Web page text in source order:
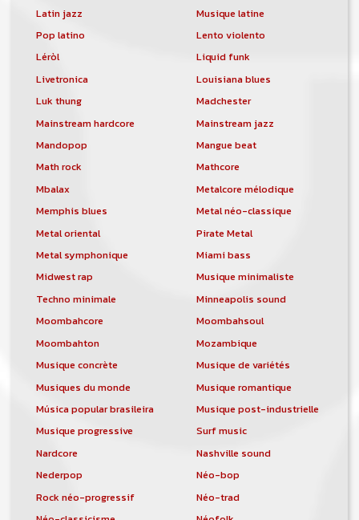
Latin jazz
Musique latine
Pop latino
Lento violento
Léròl
Liquid funk
Livetronica
Louisiana blues
Luk thung
Madchester
Mainstream hardcore
Mainstream jazz
Mandopop
Mangue beat
Math rock
Mathcore
Mbalax
Metalcore mélodique
Memphis blues
Metal néo-classique
Metal oriental
Pirate Metal
Metal symphonique
Miami bass
Midwest rap
Musique minimaliste
Techno minimale
Minneapolis sound
Moombahcore
Moombahsoul
Moombahton
Mozambique
Musique concrète
Musique de variétés
Musiques du monde
Musique romantique
Música popular brasileira
Musique post-industrielle
Musique progressive
Surf music
Nardcore
Nashville sound
Nederpop
Néo-bop
Rock néo-progressif
Néo-trad
de développement du site, et peut-être
une campagne de communication. Il va
comptabilité sera totalement publique
visible directement sur le site.
Un nouveau service de petites annonces
pour musicien vous est proposé sur le
site. Ce service permet, lorsque vous
êtes musiciens ou un groupe, un
orchestre, DJ, etc... de chercher un/des